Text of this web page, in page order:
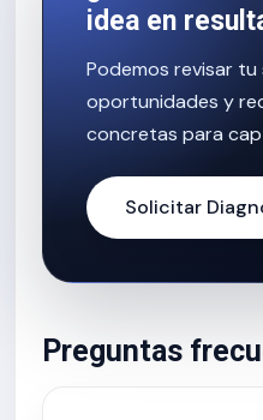
idea en
Podemos revisar
oportunidades y
concretas para
Solicitar
Preguntas